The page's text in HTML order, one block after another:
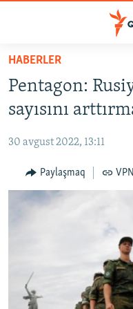
Esas
qaytmaq
Baş
navigatsiyağa
qaytmaq
qaytmaq
SİYASET
İQTİSADİYAT
CEMİYET
MEDENİYET
İNSAN AQLARI
BLOGLAR
FİKİR
HABERLER
Pentagon:
sayısını
30 avgust 2022, 13:11
Paylaşmaq